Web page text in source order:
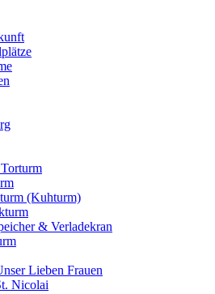
(Kuhturm)
& Verladekran
Lieben Frauen
Nicolai